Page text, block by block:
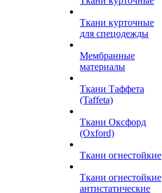
Ткани курточные
для спецодежды
Мембранные
материалы
Ткани Таффета
(Taffeta)
Ткани Оксфорд
(Oxford)
Ткани огнестойкие
Ткани огнестойкие
антистатические